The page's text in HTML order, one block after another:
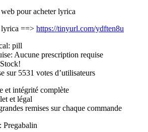
pour acheter lyrica
lyrica ==> https://tinyurl.com/ydften8u
pill
Aucune prescription requise
sur 5531 votes d’utilisateurs
et intégrité complète
et légal
remises sur chaque commande
Pregabalin